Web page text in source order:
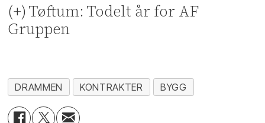
(+) Tøftum: Todelt år for AF
Gruppen
DRAMMEN KONTRAKTER BYGG